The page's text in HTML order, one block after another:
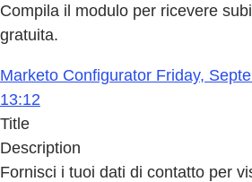
Compila il modulo per ricevere
gratuita.
Marketo Configurator Friday,
13:12
Title
Description
Fornisci i tuoi dati di contatto per